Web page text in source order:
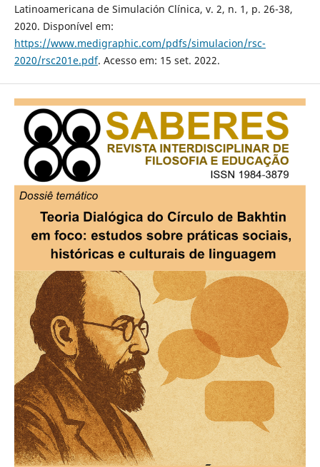
Latinoamericana de Simulación Clínica, v. 2, n. 1, p. 26-38,
2020. Disponível em:
https://www.medigraphic.com/pdfs/simulacion/rsc-
2020/rsc201e.pdf. Acesso em: 15 set. 2022.